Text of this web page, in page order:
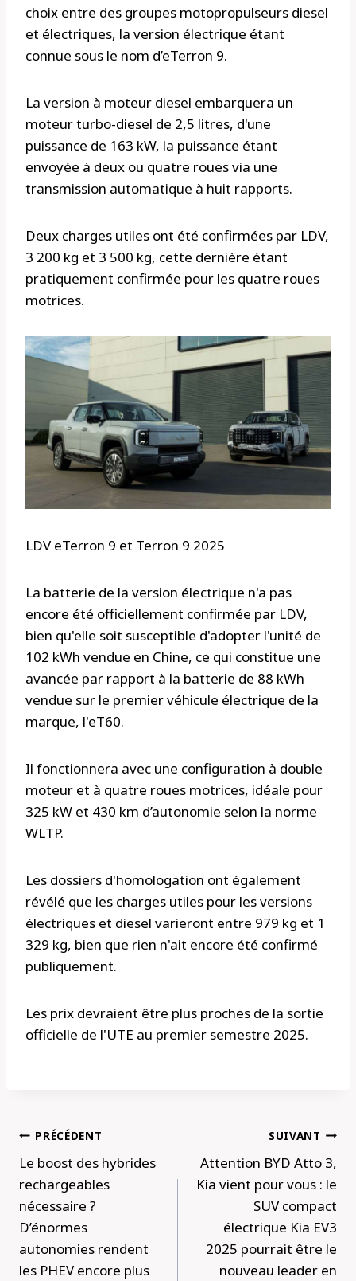
choix entre des groupes motopropulseurs diesel
et électriques, la version électrique étant
connue sous le nom d’eTerron 9.
La version à moteur diesel embarquera un
moteur turbo-diesel de 2,5 litres, d'une
puissance de 163 kW, la puissance étant
envoyée à deux ou quatre roues via une
transmission automatique à huit rapports.
Deux charges utiles ont été confirmées par LDV,
3 200 kg et 3 500 kg, cette dernière étant
pratiquement confirmée pour les quatre roues
motrices.
LDV eTerron 9 et Terron 9 2025
La batterie de la version électrique n'a pas
encore été officiellement confirmée par LDV,
bien qu'elle soit susceptible d'adopter l'unité de
102 kWh vendue en Chine, ce qui constitue une
avancée par rapport à la batterie de 88 kWh
vendue sur le premier véhicule électrique de la
marque, l'eT60.
Il fonctionnera avec une configuration à double
moteur et à quatre roues motrices, idéale pour
325 kW et 430 km d’autonomie selon la norme
WLTP.
Les dossiers d'homologation ont également
révélé que les charges utiles pour les versions
électriques et diesel varieront entre 979 kg et 1
329 kg, bien que rien n'ait encore été confirmé
publiquement.
Les prix devraient être plus proches de la sortie
officielle de l'UTE au premier semestre 2025.
Navigation
de
l’article
PRÉCÉDENT
Le boost des hybrides
rechargeables
nécessaire ?
D’énormes
autonomies rendent
les PHEV encore plus
SUIVANT
Attention BYD Atto 3,
Kia vient pour vous : le
SUV compact
électrique Kia EV3
2025 pourrait être le
nouveau leader en